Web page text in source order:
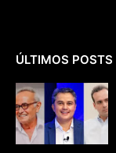
ÚLTIMOS POSTS